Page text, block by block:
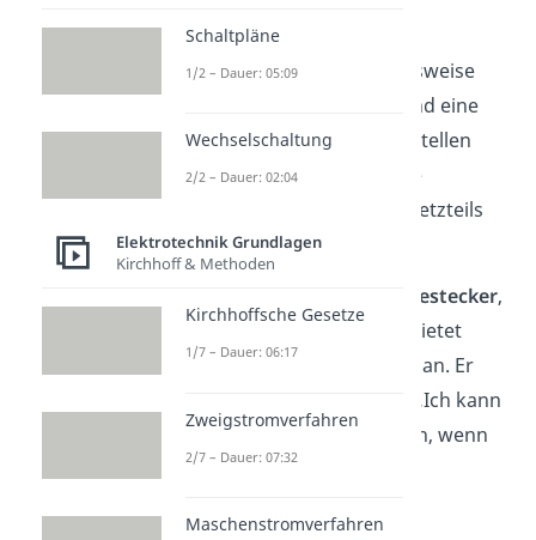
Wenn ein Netzteil beispielsweise
und eine
StromstärkeI = 2 A
bereitstellen
kann, so ist die verfügbare
elektrische Leistung des Netzteils
PVL= 50 W.
Handy-Ladestecker,
auf dem „20 Watt“ steht, bietet
diese verfügbare Leistung an. Er
„sagt“ dem Handy damit: „Ich kann
dirmaximal20 Watt liefern, wenn
du sie brauchst.“
Maximalleistung
Schaltpläne
1/2 – Dauer: 05:09
Wechselschaltung
2/2 – Dauer: 02:04
Elektrotechnik Grundlagen
Kirchhoff & Methoden
Kirchhoffsche Gesetze
1/7 – Dauer: 06:17
Zweigstromverfahren
2/7 – Dauer: 07:32
Maschenstromverfahren